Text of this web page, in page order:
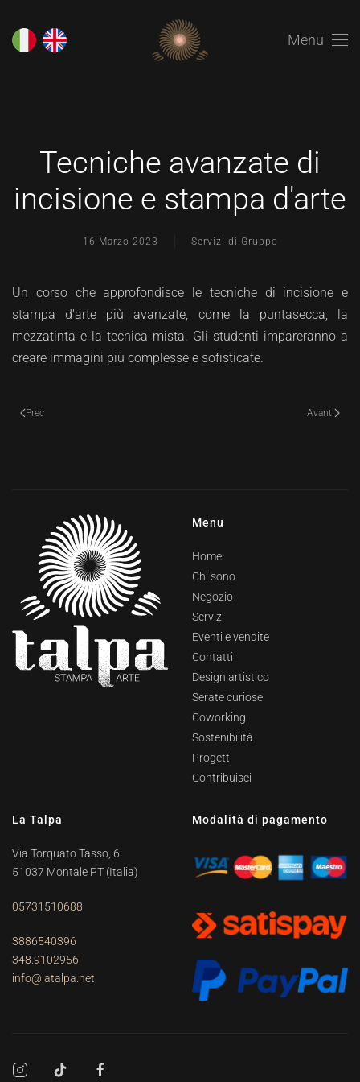
Menu
Tecniche avanzate di
incisione e stampa d'arte
16 Marzo 2023 Servizi di Gruppo
Un corso che approfondisce le tecniche di incisione e
stampa d'arte più avanzate, come la puntasecca, la
mezzatinta e la tecnica mista. Gli studenti impareranno a
creare immagini più complesse e sofisticate.
Prec Avanti
Menu
Home
Chi sono
Negozio
Servizi
Eventi e vendite
Contatti
Design artistico
Serate curiose
Coworking
Sostenibilità
Progetti
Contribuisci
La Talpa
Via Torquato Tasso, 6
51037 Montale PT (Italia)
05731510688
3886540396
348.9102956
info@latalpa.net
Modalità di pagamento